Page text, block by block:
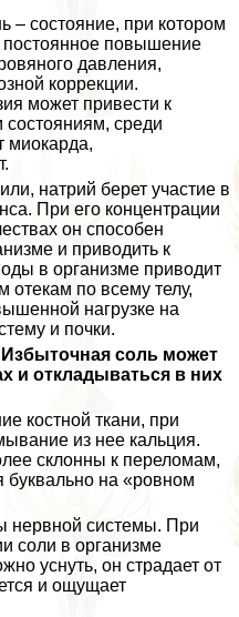
– состояние, при котором
постоянное повышение
давления,
коррекции.
может привести к
среди
миокарда,
натрий берет участие в
При его концентрации
он способен
и приводить к
в организме приводит
отекам по всему телу,
нагрузке на
и почки.
Избыточная соль может
и откладываться в них
костной ткани, при
из нее кальция.
склонны к переломам,
буквально на «ровном
нервной системы. При
соли в организме
уснуть, он страдает от
и ощущает